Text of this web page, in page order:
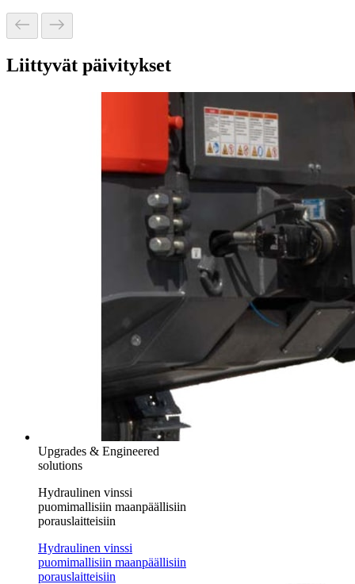
Liittyvät päivitykset
Upgrades & Engineered
solutions
Hydraulinen vinssi
puomimallisiin maanpäällisiin
porauslaitteisiin
Hydraulinen vinssi
puomimallisiin maanpäällisiin
porauslaitteisiin